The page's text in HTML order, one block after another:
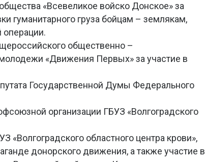
«Всевеликое войско Донское» за
гуманитарного груза бойцам – землякам,
общественно –
«Движения Первых» за участие в
Государственной Думы Федерального
организации ГБУЗ «Волгоградского
«Волгоградского областного центра крови»,
донорского движения, а также участие в